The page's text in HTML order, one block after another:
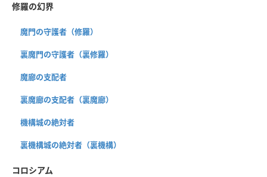
修羅の幻界
魔門の守護者（修羅）
裏魔門の守護者（裏修羅）
魔廊の支配者
裏魔廊の支配者（裏魔廊）
機構城の絶対者
裏機構城の絶対者（裏機構）
コロシアム